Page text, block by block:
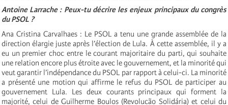
Antoine Larrache : Peux-tu décrire les enjeux principaux du congrès
du PSOL ?
Ana Cristina Carvalhaes : Le PSOL a tenu une grande assemblée de la
direction élargie juste après l’élection de Lula. À cette assemblée, il y a
eu un premier choc entre le courant majoritaire du parti, qui souhaite
une relation encore plus étroite avec le gouvernement, et la minorité qui
veut garantir l’indépendance du PSOL par rapport à celui-ci. La minorité
a présenté une motion qui affirme le refus du PSOL de participer au
gouvernement Lula. Les deux courants principaux qui forment la
majorité, celui de Guilherme Boulos (Revolucão Solidária) et celui du